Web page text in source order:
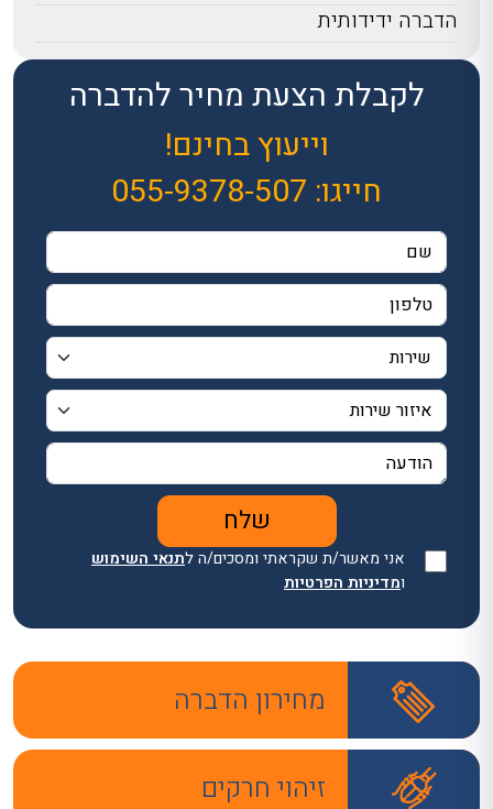
לקבלת הצעת מחיר להדברה
וייעוץ בחינם!
חייגו: 055-9378-507
אני מאשר/ת שקראתי ומסכים/ה לתנאי השימוש
ומדיניות הפרטיות
מחירון הדברה
זיהוי חרקים
הדברה ידידותית